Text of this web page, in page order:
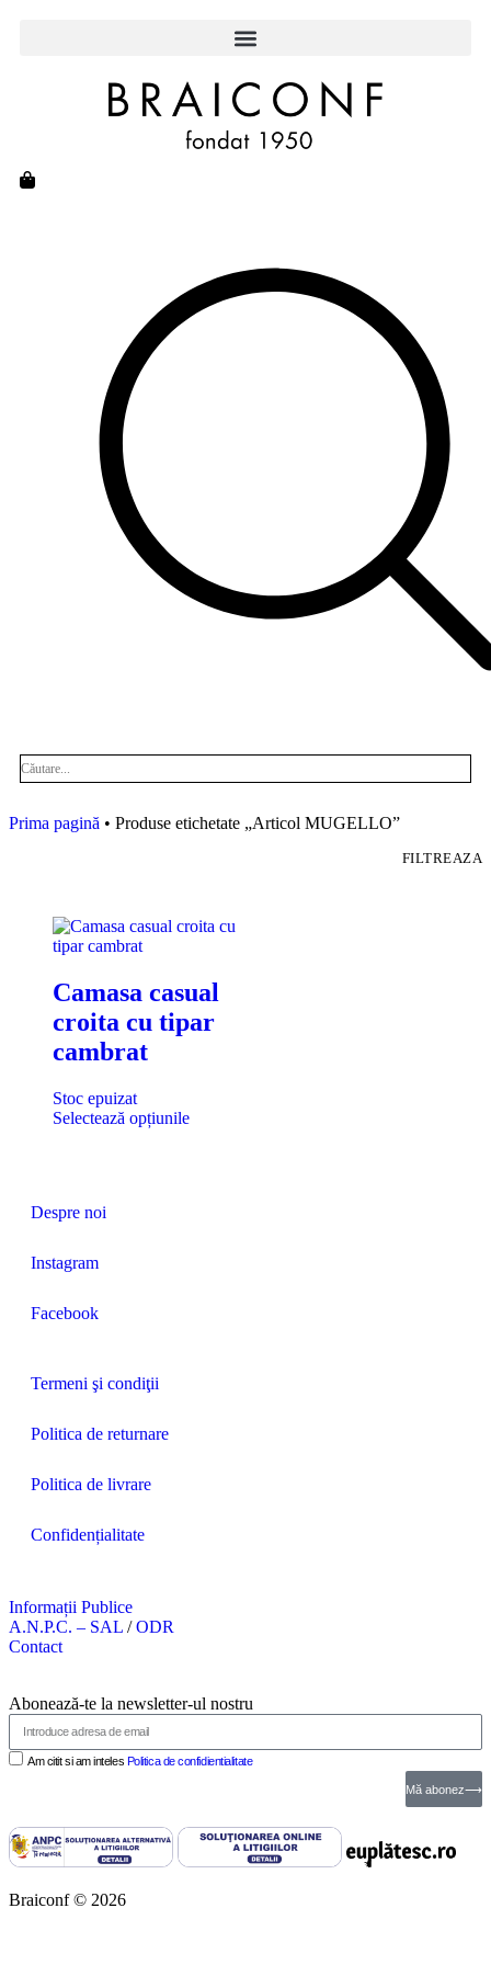
Prima pagină • Produse etichetate „Articol MUGELLO”
FILTREAZA
Camasa casual
croita cu tipar
cambrat
Stoc epuizat
Selectează opțiunile
Despre noi
Instagram
Facebook
Termeni şi condiţii
Politica de returnare
Politica de livrare
Confidențialitate
Informații Publice
A.N.P.C. – SAL /ODR
Contact
Abonează-te la newsletter-ul nostru
Am citit si am inteles Politica de confidientialitate
Mă abonez⟶
Braiconf © 2026